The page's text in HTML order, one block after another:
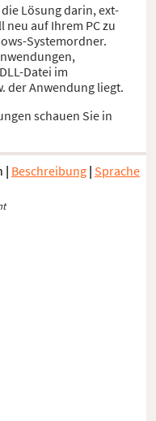
Lösung darin, ext-
auf Ihrem PC zu
Systemordner.
Datei im
der Anwendung liegt.
schauen Sie in
| Beschreibung | Sprache